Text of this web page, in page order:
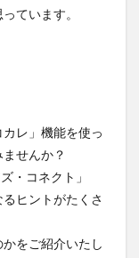
ています。
レ」機能を使っ
せんか？
・コネクト」
ヒントがたくさ
をご紹介いたし